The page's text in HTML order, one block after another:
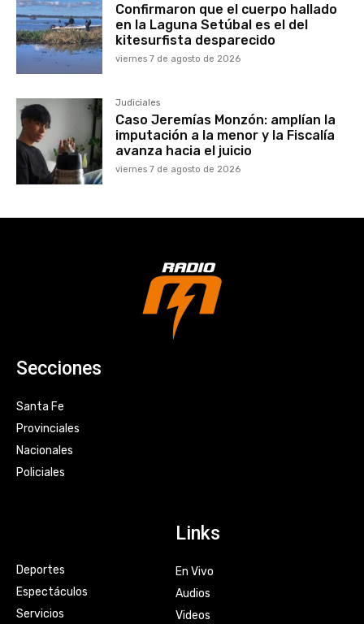
Confirmaron que el cuerpo hallado
en la Laguna Setúbal es el del
kitesurfista desparecido
viernes 7 de agosto de 2026
Judiciales
Caso Jeremías Monzón: amplían la
imputación a la menor y la Fiscalía
avanza hacia el juicio
viernes 7 de agosto de 2026
Secciones
Santa Fe
Provinciales
Nacionales
Policiales
Deportes
Espectáculos
Servicios
Links
En Vivo
Audios
Videos